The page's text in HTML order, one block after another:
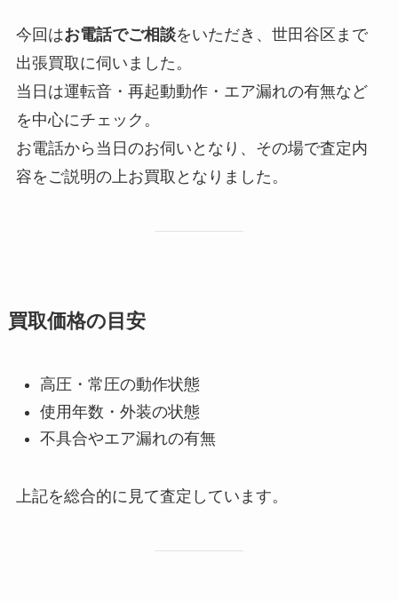
今回はお電話でご相談をいただき、世田谷区まで
出張買取に伺いました。
当日は運転音・再起動動作・エア漏れの有無など
を中心にチェック。
お電話から当日のお伺いとなり、その場で査定内
容をご説明の上お買取となりました。
買取価格の目安
高圧・常圧の動作状態
使用年数・外装の状態
不具合やエア漏れの有無
上記を総合的に見て査定しています。